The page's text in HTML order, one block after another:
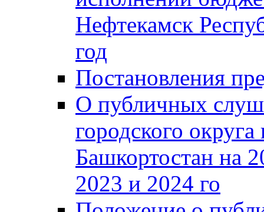
Нефтекамск
год
Постановления
О публичных
городского
Башкортостан на
2023 и 2024 го